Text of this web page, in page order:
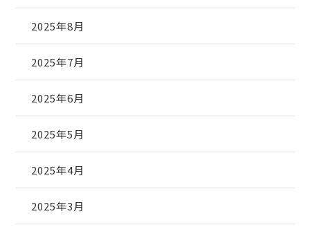
2025年8月
2025年7月
2025年6月
2025年5月
2025年4月
2025年3月